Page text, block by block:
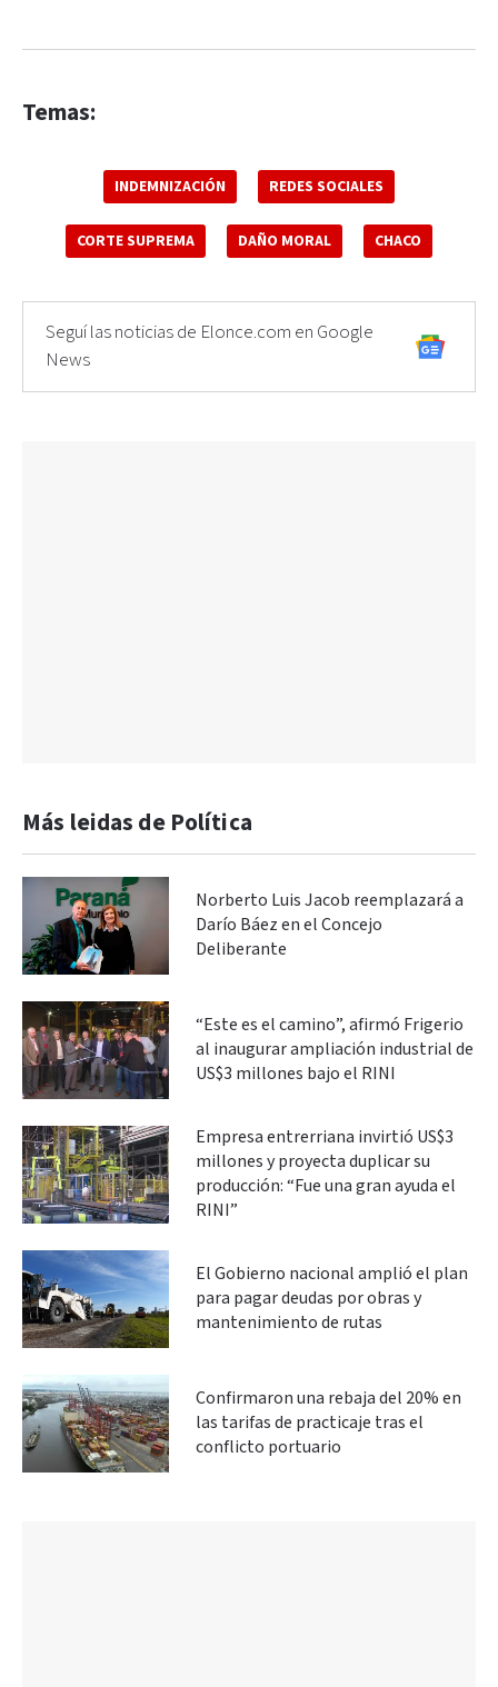
Temas:
INDEMNIZACIÓN REDES SOCIALES
CORTE SUPREMA DAÑO MORAL CHACO
Seguí las noticias de Elonce.com en Google
News
Más leidas de Política
Norberto Luis Jacob reemplazará a
Darío Báez en el Concejo
Deliberante
“Este es el camino”, afirmó Frigerio
al inaugurar ampliación industrial de
US$3 millones bajo el RINI
Empresa entrerriana invirtió US$3
millones y proyecta duplicar su
producción: “Fue una gran ayuda el
RINI”
El Gobierno nacional amplió el plan
para pagar deudas por obras y
mantenimiento de rutas
Confirmaron una rebaja del 20% en
las tarifas de practicaje tras el
conflicto portuario